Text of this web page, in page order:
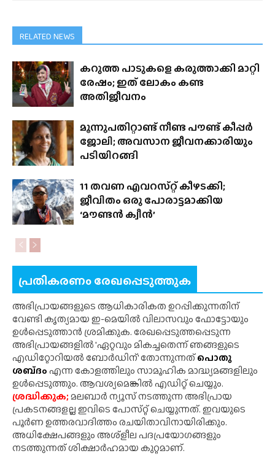
RELATED NEWS
കറുത്ത പാടുകളെ കരുത്താക്കി മാറ്റി
രേഷം; ഇത് ലോകം കണ്ട
അതിജീവനം
മൂന്നുപതിറ്റാണ്ട് നീണ്ട പൗണ്ട് കീപ്പർ
ജോലി; അവസാന ജീവനക്കാരിയും
പടിയിറങ്ങി
11 തവണ എവറസ്‌റ്റ് കീഴടക്കി;
ജീവിതം ഒരു പോരാട്ടമാക്കിയ
‘മൗണ്ടൻ ക്വീൻ’
പ്രതികരണം രേഖപ്പെടുത്തുക
അഭിപ്രായങ്ങളുടെ ആധികാരികത ഉറപ്പിക്കുന്നതിന്
വേണ്ടി കൃത്യമായ ഇ-മെയിൽ വിലാസവും ഫോട്ടോയും
ഉൾപ്പെടുത്താൻ ശ്രമിക്കുക. രേഖപ്പെടുത്തപ്പെടുന്ന
അഭിപ്രായങ്ങളിൽ 'ഏറ്റവും മികച്ചതെന്ന് ഞങ്ങളുടെ
എഡിറ്റോറിയൽ ബോർഡിന്' തോന്നുന്നത്പൊതു
ശബ്‌ദംഎന്ന കോളത്തിലും സാമൂഹിക മാദ്ധ്യമങ്ങളിലും
ഉൾപ്പെടുത്തും. ആവശ്യമെങ്കിൽ എഡിറ്റ് ചെയ്യും.
ശ്രദ്ധിക്കുക;മലബാർ ന്യൂസ് നടത്തുന്ന അഭിപ്രായ
പ്രകടനങ്ങളല്ല ഇവിടെ പോസ്‌റ്റ് ചെയ്യുന്നത്. ഇവയുടെ
പൂർണ ഉത്തരവാദിത്തം രചയിതാവിനായിരിക്കും.
അധിക്ഷേപങ്ങളും അശ്‌ളീല പദപ്രയോഗങ്ങളും
നടത്തുന്നത് ശിക്ഷാർഹമായ കുറ്റമാണ്.